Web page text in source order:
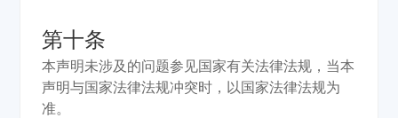
第十条
本声明未涉及的问题参见国家有关法律法规，当本
声明与国家法律法规冲突时，以国家法律法规为
准。